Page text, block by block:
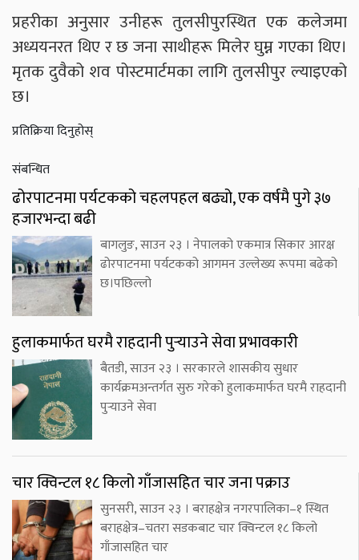
प्रहरीका अनुसार उनीहरू तुलसीपुरस्थित एक कलेजमा
अध्ययनरत थिए र छ जना साथीहरू मिलेर घुम्न गएका थिए।
मृतक दुवैको शव पोस्टमार्टमका लागि तुलसीपुर ल्याइएको
छ।
प्रतिक्रिया दिनुहोस्
संबन्धित
ढोरपाटनमा पर्यटकको चहलपहल बढ्यो, एक वर्षमै पुगे ३७
हजारभन्दा बढी
बागलुङ, साउन २३ । नेपालको एकमात्र सिकार आरक्ष
ढोरपाटनमा पर्यटकको आगमन उल्लेख्य रूपमा बढेको
छ।पछिल्लो
हुलाकमार्फत घरमै राहदानी पुर्‍याउने सेवा प्रभावकारी
बैतडी, साउन २३ । सरकारले शासकीय सुधार
कार्यक्रमअन्तर्गत सुरु गरेको हुलाकमार्फत घरमै राहदानी
पुर्‍याउने सेवा
चार क्विन्टल १८ किलो गाँजासहित चार जना पक्राउ
सुनसरी, साउन २३ । बराहक्षेत्र नगरपालिका–१ स्थित
बराहक्षेत्र–चतरा सडकबाट चार क्विन्टल १८ किलो
गाँजासहित चार